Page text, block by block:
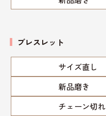
ブレスレット
サイズ直し
新品磨き
チェーン切れ